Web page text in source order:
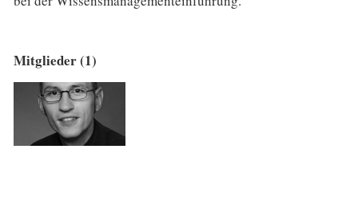
Mitglieder (1)